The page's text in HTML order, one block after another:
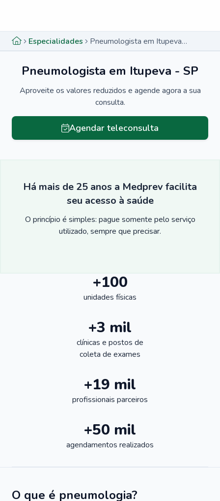
Especialidades Pneumologista em Itupeva - SP
Pneumologista em Itupeva - SP
Aproveite os valores reduzidos e agende agora a sua
consulta.
Agendar teleconsulta
Há mais de 25 anos a Medprev facilita
seu acesso à saúde
O princípio é simples: pague somente pelo serviço
utilizado, sempre que precisar.
+100
unidades físicas
+3 mil
clínicas e postos de
coleta de exames
+19 mil
profissionais parceiros
+50 mil
agendamentos realizados
O que é pneumologia?